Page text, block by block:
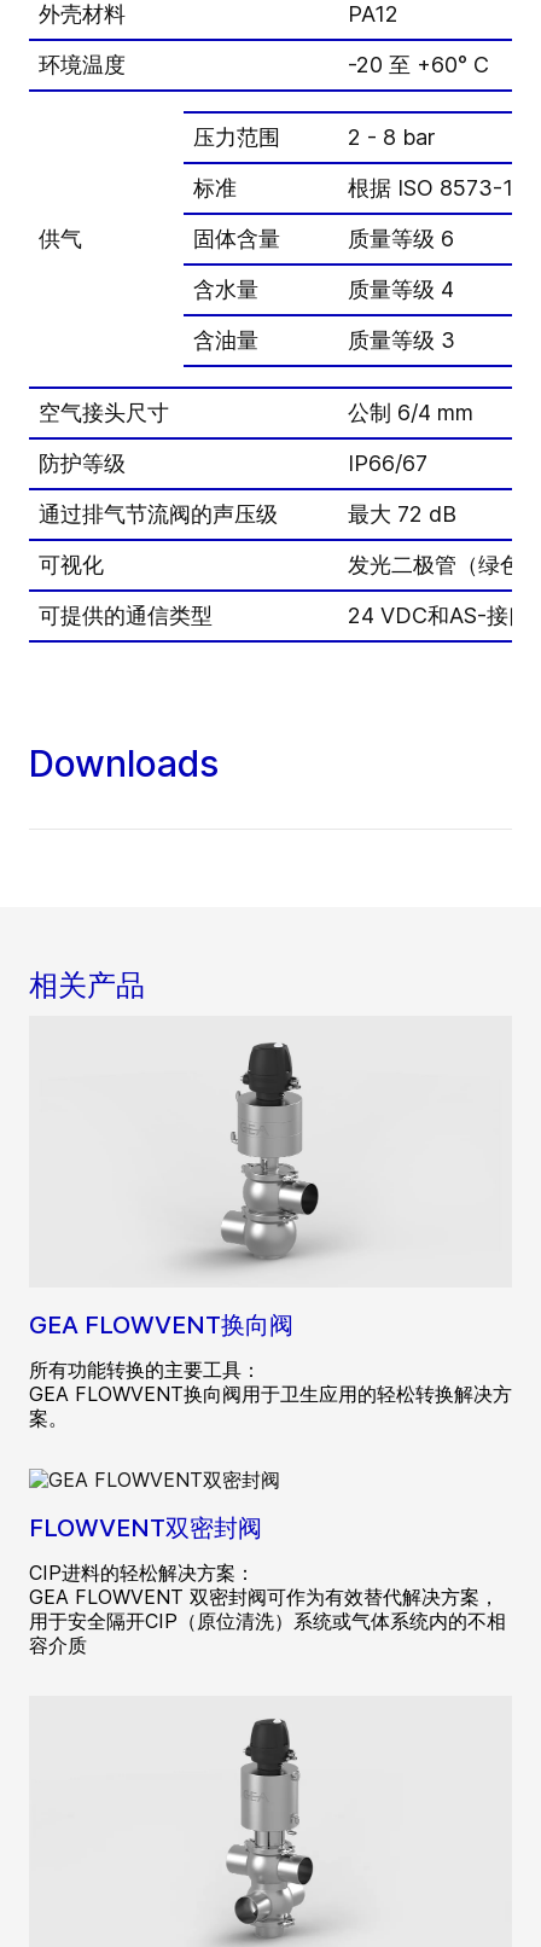
外壳材料
PA12
环境温度
-20 至 +60° C
供气
压力范围
2 - 8 bar
标准
根据 ISO 8573-
固体含量
质量等级 6
含水量
质量等级 4
含油量
质量等级 3
空气接头尺寸
公制 6/4 mm
防护等级
IP66/67
通过排气节流阀的声压级
最大 72 dB
可视化
发光二极管（绿色
可提供的通信类型
24 VDC和AS-接口
Downloads
相关产品
GEA FLOWVENT换向阀
所有功能转换的主要工具：
GEA FLOWVENT换向阀用于卫生应用的轻松转换解决方
案。
FLOWVENT双密封阀
CIP进料的轻松解决方案：
GEA FLOWVENT 双密封阀可作为有效替代解决方案，
用于安全隔开CIP（原位清洗）系统或气体系统内的不相
容介质